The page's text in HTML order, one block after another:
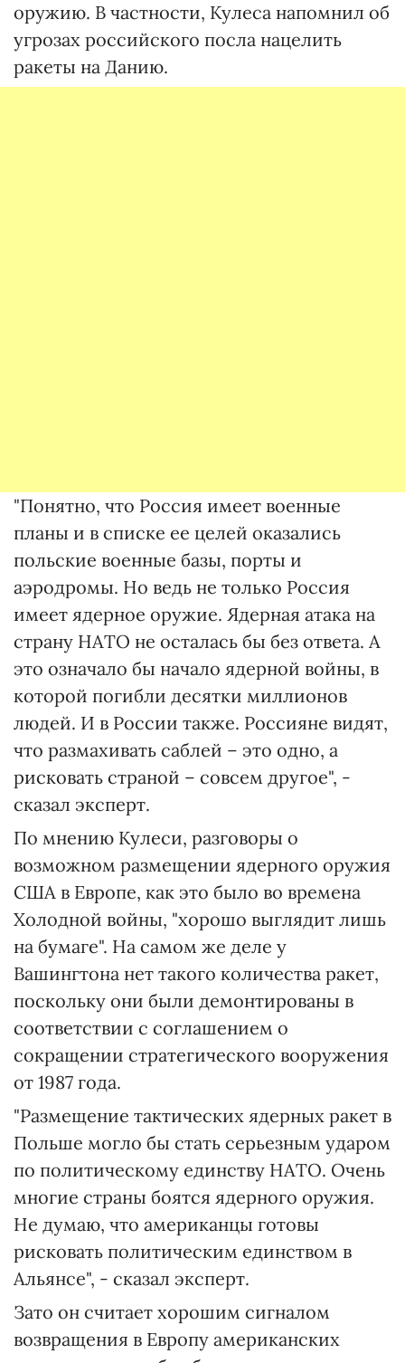
оружию. В частности, Кулеса напомнил об
угрозах российского посла нацелить
ракеты на Данию.
"Понятно, что Россия имеет военные
планы и в списке ее целей оказались
польские военные базы, порты и
аэродромы. Но ведь не только Россия
имеет ядерное оружие. Ядерная атака на
страну НАТО не осталась бы без ответа. А
это означало бы начало ядерной войны, в
которой погибли десятки миллионов
людей. И в России также. Россияне видят,
что размахивать саблей – это одно, а
рисковать страной – совсем другое", -
сказал эксперт.
По мнению Кулеси, разговоры о
возможном размещении ядерного оружия
США в Европе, как это было во времена
Холодной войны, "хорошо выглядит лишь
на бумаге". На самом же деле у
Вашингтона нет такого количества ракет,
поскольку они были демонтированы в
соответствии с соглашением о
сокращении стратегического вооружения
от 1987 года.
"Размещение тактических ядерных ракет в
Польше могло бы стать серьезным ударом
по политическому единству НАТО. Очень
многие страны боятся ядерного оружия.
Не думаю, что американцы готовы
рисковать политическим единством в
Альянсе", - сказал эксперт.
Зато он считает хорошим сигналом
возвращения в Европу американских